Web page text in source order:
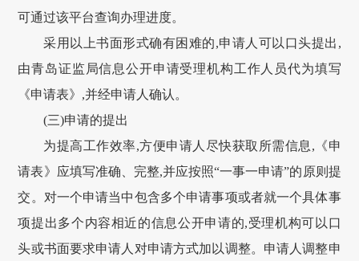
可通过该平台查询办理进度。
采用以上书面形式确有困难的,申请人可以口头提出,
由青岛证监局信息公开申请受理机构工作人员代为填写
《申请表》,并经申请人确认。
(三)申请的提出
为提高工作效率,方便申请人尽快获取所需信息,《申
请表》应填写准确、完整,并应按照“一事一申请”的原则提
交。对一个申请当中包含多个申请事项或者就一个具体事
项提出多个内容相近的信息公开申请的,受理机构可以口
头或书面要求申请人对申请方式加以调整。申请人调整申